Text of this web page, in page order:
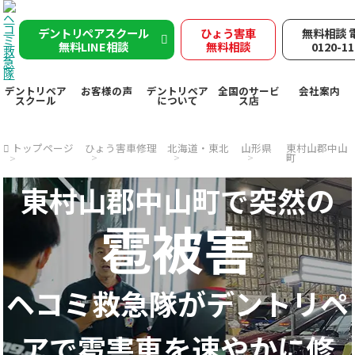
デントリペアスクール
無料LINE相談
ひょう害車
無料相談
無料相談
0120-
デントリペア
スクール
お客様の声 デントリペア
について
全国のサービ
ス店
会社案内
トップページ ひょう害車修理 北海道・東北 山形県 東村山郡中山
町
東村山郡中山町で突然の
雹被害
ヘコミ救急隊がデントリペ